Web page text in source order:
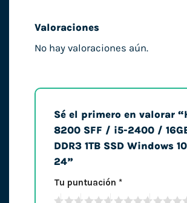
Valoraciones
No hay valoraciones aún.
Sé el primero en valorar
8200 SFF / i5-2400 /
DDR3 1TB SSD Windows
24”
Tu puntuación *